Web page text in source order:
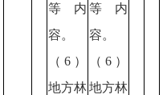
等内
容。
（6）
地方林
等内
容。
（6）
地方林